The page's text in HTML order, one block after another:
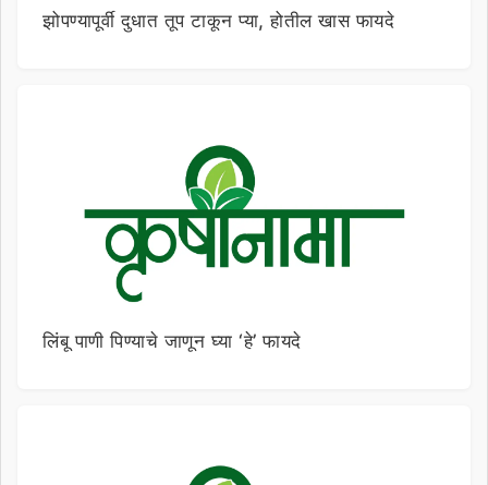
झोपण्यापूर्वी दुधात तूप टाकून प्या, होतील खास फायदे
लिंबू पाणी पिण्याचे जाणून घ्या ‘हे’ फायदे